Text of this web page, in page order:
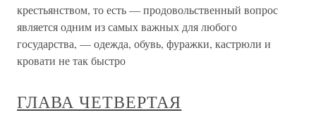
крестьянством, то есть — продовольственный вопрос
является одним из самых важных для любого
государства, — одежда, обувь, фуражки, кастрюли и
кровати не так быстро
ГЛАВА ЧЕТВЕРТАЯ